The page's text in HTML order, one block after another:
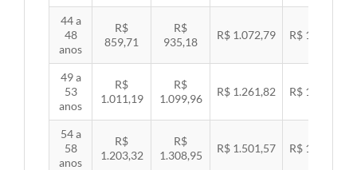
44 a
48
anos
R$
859,71
R$
935,18
R$ 1.072,79 R$ 1.105,53
49 a
53
anos
R$
1.011,19
R$
1.099,96
R$ 1.261,82 R$ 1.300,32
54 a
58
anos
R$
1.203,32
R$
1.308,95
R$ 1.501,57 R$ 1.547,38